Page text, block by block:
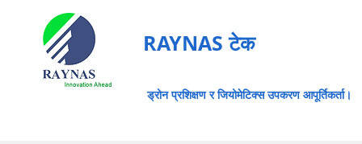
RAYNAS टेक
ड्रोन प्रशिक्षण र जियोमेटिक्स उपकरण आपूर्तिकर्ता।